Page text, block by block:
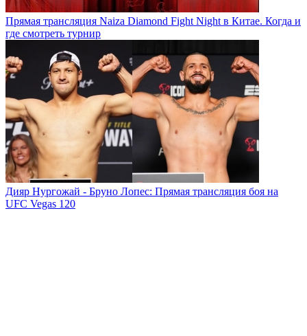
Прямая трансляция Naiza Diamond Fight Night в Китае. Когда и
где смотреть турнир
Дияр Нургожай - Бруно Лопес: Прямая трансляция боя на
UFC Vegas 120